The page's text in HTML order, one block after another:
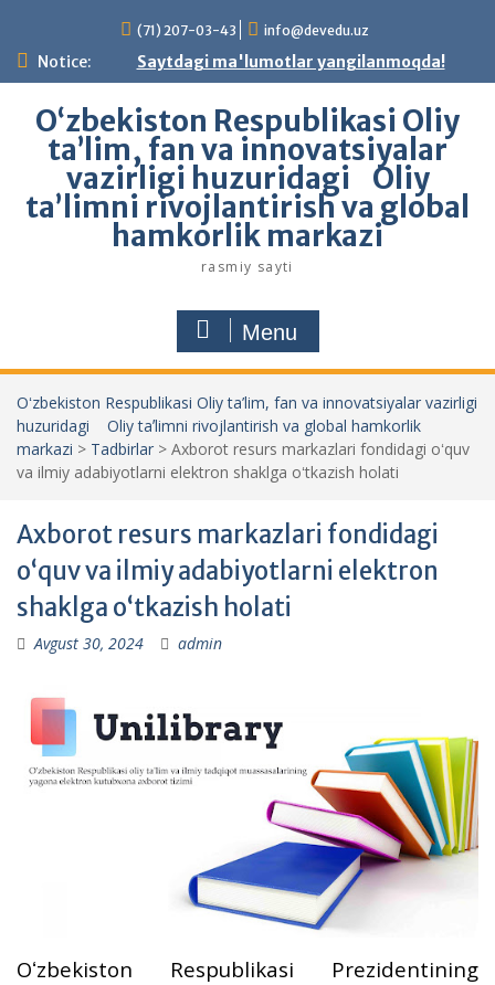
content
(71) 207-03-43 info@devedu.uz
Notice: Saytdagi ma'lumotlar yangilanmoqda!
Oʻzbekiston Respublikasi Oliy
ta’lim, fan va innovatsiyalar
vazirligi huzuridagi Oliy
taʼlimni rivojlantirish va global
hamkorlik markazi
rasmiy sayti
Menu
Oʻzbekiston Respublikasi Oliy ta’lim, fan va innovatsiyalar vazirligi
huzuridagi Oliy taʼlimni rivojlantirish va global hamkorlik
markazi > Tadbirlar > Axborot resurs markazlari fondidagi oʻquv
va ilmiy adabiyotlarni elektron shaklga oʻtkazish holati
Axborot resurs markazlari fondidagi
oʻquv va ilmiy adabiyotlarni elektron
shaklga oʻtkazish holati
Avgust 30, 2024 admin
Oʻzbekiston Respublikasi Prezidentining